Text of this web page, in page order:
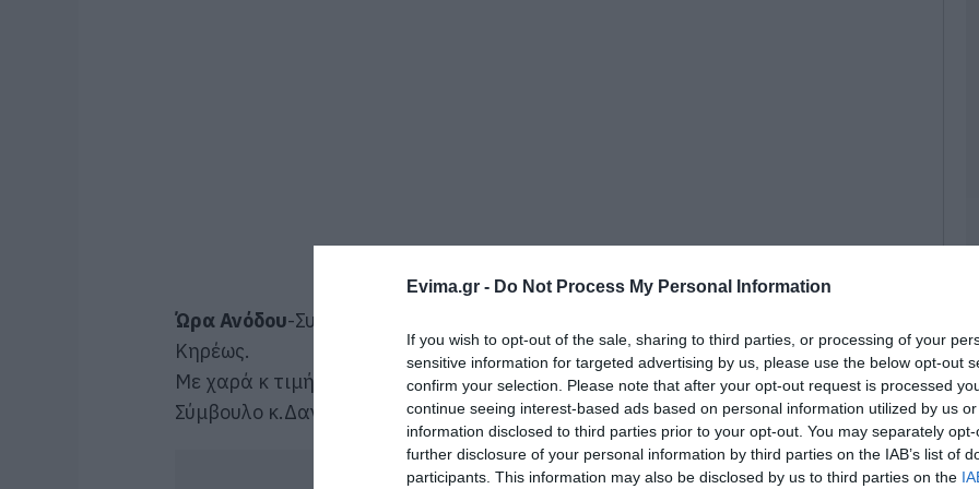
Evima.gr - Do Not Process My Personal Information
If you wish to opt-out of the sale, sharing to third parties, or processing of your
sensitive information for targeted advertising by us, please use the below opt-out
confirm your selection. Please note that after your opt-out request is processed
continue seeing interest-based ads based on personal information utilized by us
information disclosed to third parties prior to your opt-out. You may separately
further disclosure of your personal information by third parties on the IAB’s list of
participants. This information may also be disclosed by us to third parties on the
Ώρα Ανόδου-Συνεχίζουμε με μια υποψηφιότητα από τη Δημοτική Ενότητα
Κηρέως.
Με χαρά κ τιμή καλωσορίζουμε στο συνδυασμό μας τον εν ενεργεία Δημοτικό
Σύμβουλο κ.Δανέλη Γιάννη, Εργοδηγό Τεχνικών Εργων από το Προκόπι.